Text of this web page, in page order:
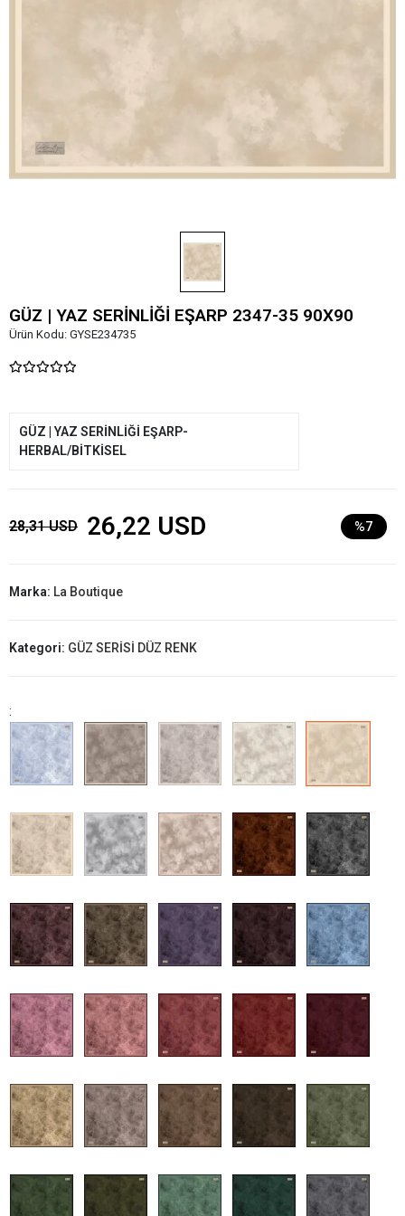
GÜZ | YAZ SERİNLİĞİ EŞARP 2347-35 90X90
Ürün Kodu: GYSE234735
GÜZ | YAZ SERİNLİĞİ EŞARP-
HERBAL/BİTKİSEL
28,31 USD 26,22 USD %7
Marka: La Boutique
Kategori: GÜZ SERİSİ DÜZ RENK
: